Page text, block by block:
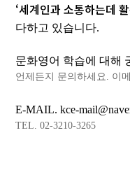
‘세계인과 소통하는데
다하고 있습니다.
문화영어 학습에 대해
언제든지 문의하세요. 이
E-MAIL. kce-
TEL. 02-3210-3265